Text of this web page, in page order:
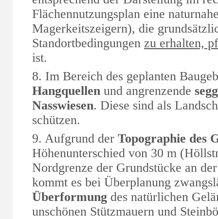
Flächennutzungsplan eine
Magerkeitszeigern), die
Standortbedingungen zu erhalten,
ist.
8. Im Bereich des geplanten
Hangquellen und angrenzende
Nasswiesen. Diese sind als
schützen.
9. Aufgrund der Topographie des
Höhenunterschied von 30 m
Nordgrenze der Grundstücke an
kommt es bei Überplanung
Überformung des natürlichen
unschönen Stützmauern und